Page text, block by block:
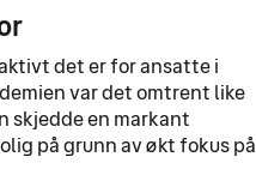
det er for ansatte i
var det omtrent like
skjedde en markant
på grunn av økt fokus på